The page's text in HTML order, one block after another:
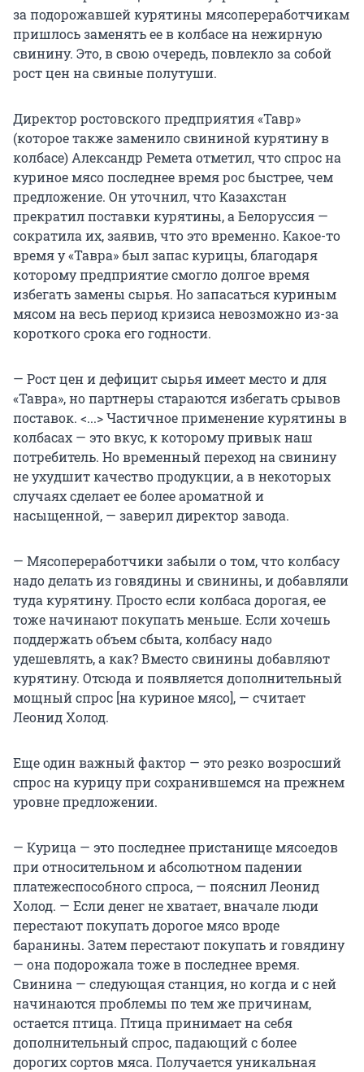
за подорожавшей курятины мясопереработчикам
пришлось заменять ее в колбасе на нежирную
свинину. Это, в свою очередь, повлекло за собой
рост цен на свиные полутуши.
Директор ростовского предприятия «Тавр»
(которое также заменило свининой курятину в
колбасе) Александр Ремета отметил, что спрос на
куриное мясо последнее время рос быстрее, чем
предложение. Он уточнил, что Казахстан
прекратил поставки курятины, а Белоруссия —
сократила их, заявив, что это временно. Какое-то
время у «Тавра» был запас курицы, благодаря
которому предприятие смогло долгое время
избегать замены сырья. Но запасаться куриным
мясом на весь период кризиса невозможно из-за
короткого срока его годности.
— Рост цен и дефицит сырья имеет место и для
«Тавра», но партнеры стараются избегать срывов
поставок. <...> Частичное применение курятины в
колбасах — это вкус, к которому привык наш
потребитель. Но временный переход на свинину
не ухудшит качество продукции, а в некоторых
случаях сделает ее более ароматной и
насыщенной, — заверил директор завода.
— Мясопереработчики забыли о том, что колбасу
надо делать из говядины и свинины, и добавляли
туда курятину. Просто если колбаса дорогая, ее
тоже начинают покупать меньше. Если хочешь
поддержать объем сбыта, колбасу надо
удешевлять, а как? Вместо свинины добавляют
курятину. Отсюда и появляется дополнительный
мощный спрос [на куриное мясо], — считает
Леонид Холод.
Еще один важный фактор — это резко возросший
спрос на курицу при сохранившемся на прежнем
уровне предложении.
— Курица — это последнее пристанище мясоедов
при относительном и абсолютном падении
платежеспособного спроса, — пояснил Леонид
Холод. — Если денег не хватает, вначале люди
перестают покупать дорогое мясо вроде
баранины. Затем перестают покупать и говядину
— она подорожала тоже в последнее время.
Свинина — следующая станция, но когда и с ней
начинаются проблемы по тем же причинам,
остается птица. Птица принимает на себя
дополнительный спрос, падающий с более
дорогих сортов мяса. Получается уникальная